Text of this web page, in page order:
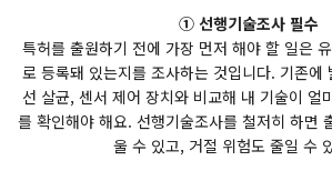
① 선행기술조사 필수
특허를 출원하기 전에 가장 먼저 해야 할 일은
로 등록돼 있는지를 조사하는 것입니다. 기존에
선 살균, 센서 제어 장치와 비교해 내 기술이 얼
를 확인해야 해요. 선행기술조사를 철저히 하면
울 수 있고, 거절 위험도 줄일 수